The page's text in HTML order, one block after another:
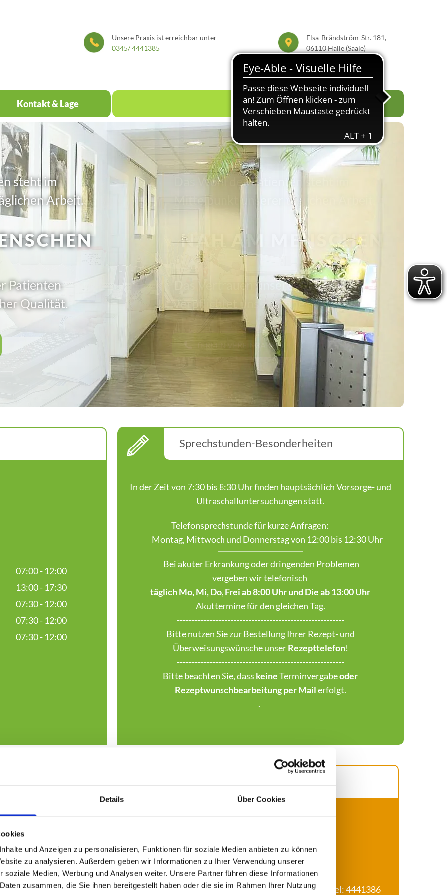
Details Über Cookies
und Anzeigen zu personalisieren, Funktionen für soziale Medien anbieten zu können
zu analysieren. Außerdem geben wir Informationen zu Ihrer Verwendung unserer
soziale Medien, Werbung und Analysen weiter. Unsere Partner führen diese Informationen
zusammen, die Sie ihnen bereitgestellt haben oder die sie im Rahmen Ihrer Nutzung
Unsere Praxis ist erreichbar unter
0345/ 4441385
Elsa-Brändström-Str. 181,
06110 Halle (Saale)
Kontakt & Lage 0345/ 4441385
Das Wohl der Patienten steht im
Mittelpunkt unserer täglichen Arbeit.
NAH AM MENSCHEN
Das Vertrauen unserer Patienten
verpflichtet uns zu hoher Qualität.
TERMIN VEREINBAREN
07:00 - 12:00
13:00 - 17:30
07:30 - 12:00
07:30 - 12:00
07:30 - 12:00
Sprechstunden-Besonderheiten
In der Zeit von 7:30 bis 8:30 Uhr finden hauptsächlich Vorsorge- und
Ultraschalluntersuchungen statt.
Telefonsprechstunde für kurze Anfragen:
Montag, Mittwoch und Donnerstag von 12:00 bis 12:30 Uhr
Bei akuter Erkrankung oder dringenden Problemen
vergeben wir telefonisch
täglich Mo, Mi, Do, Frei ab 8:00 Uhr und Die ab 13:00 Uhr
Akuttermine für den gleichen Tag.
--------------------------------------------------------
Bitte nutzen Sie zur Bestellung Ihrer Rezept- und
Überweisungswünsche unserRezepttelefon!
--------------------------------------------------------
Bitte beachten Sie, dass keineTerminvergabeoder
Rezeptwunschbearbeitung per Mailerfolgt.
.
sich unsere Paxis im Urlaub und dieVertretung übernimmt in dringenden Fällen:
06.07.- 21.07.2026
Sennewald, Lauchstädter-Str.20, Tel.: 1206476, Dr.Witzmann, Beesener-Str.28, Tel: 4441386